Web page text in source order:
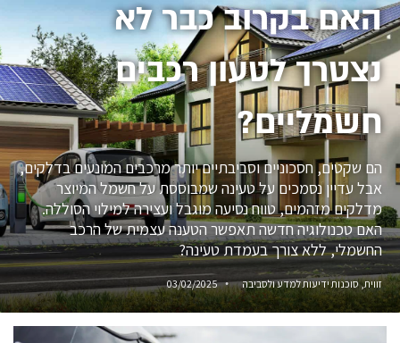
האם בקרוב כבר לא
נצטרך לטעון רכבים
חשמליים?
הם שקטים, חסכוניים וסביבתיים יותר מרכבים המונעים בדלקים,
אבל עדיין נסמכים על טעינה שמבוססת על חשמל המיוצר
מדלקים מזהמים, טווח נסיעה מוגבל ועצירה למילוי הסוללה.
האם טכנולוגיה חדשה תאפשר הטענה עצמית של הרכב
החשמלי, ללא צורך בעמדת טעינה?
זווית, סוכנות ידיעות למדע ולסביבה 03/02/2025